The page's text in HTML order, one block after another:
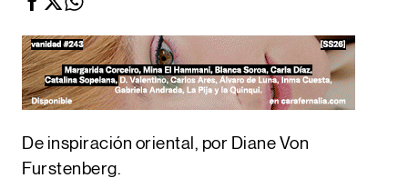
De inspiración oriental, por Diane Von
Furstenberg.